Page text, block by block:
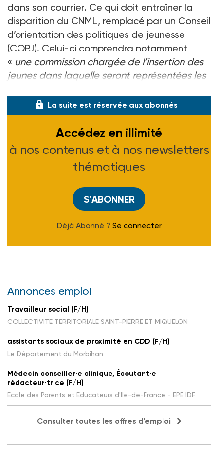
dans son courrier. Ce qui doit entraîner la
disparition du CNML, remplacé par un Conseil
d’orientation des politiques de jeunesse
(COPJ). Celui-ci comprendra notamment
« une commission chargée de l’insertion des
jeunes dans laquelle seront représentées les
La suite est réservée aux abonnés
Accédez en illimité
à nos contenus et à nos newsletters
thématiques
S'ABONNER
Déjà Abonné ? Se connecter
Annonces emploi
Travailleur social (F/H)
COLLECTIVITE TERRITORIALE SAINT-PIERRE ET MIQUELON
assistants sociaux de proximité en CDD (F/H)
Le Département du Morbihan
Médecin conseiller·e clinique, Écoutant·e
rédacteur·trice (F/H)
Ecole des Parents et Educateurs d'Ile-de-France - EPE IDF
Consulter toutes les offres d'emploi